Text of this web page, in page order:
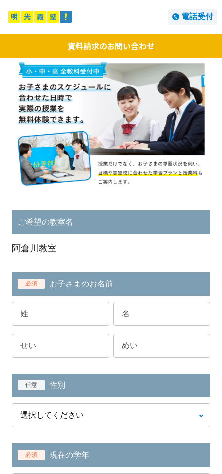
電話受付
資料請求のお問い合わせ
ご希望の教室名
阿倉川教室
必須 お子さまのお名前
任意 性別
必須 現在の学年